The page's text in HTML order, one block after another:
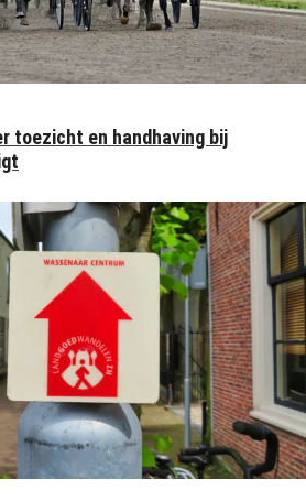
toezicht en handhaving bij